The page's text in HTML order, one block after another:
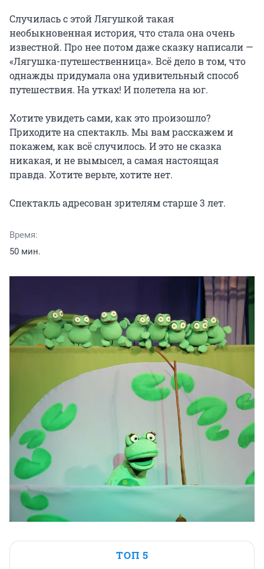
Случилась с этой Лягушкой такая
необыкновенная история, что стала она очень
известной. Про нее потом даже сказку написали —
«Лягушка-путешественница». Всё дело в том, что
однажды придумала она удивительный способ
путешествия. На утках! И полетела на юг.
Хотите увидеть сами, как это произошло?
Приходите на спектакль. Мы вам расскажем и
покажем, как всё случилось. И это не сказка
никакая, и не вымысел, а самая настоящая
правда. Хотите верьте, хотите нет.
Спектакль адресован зрителям старше 3 лет.
Время:
50 мин.
ТОП 5